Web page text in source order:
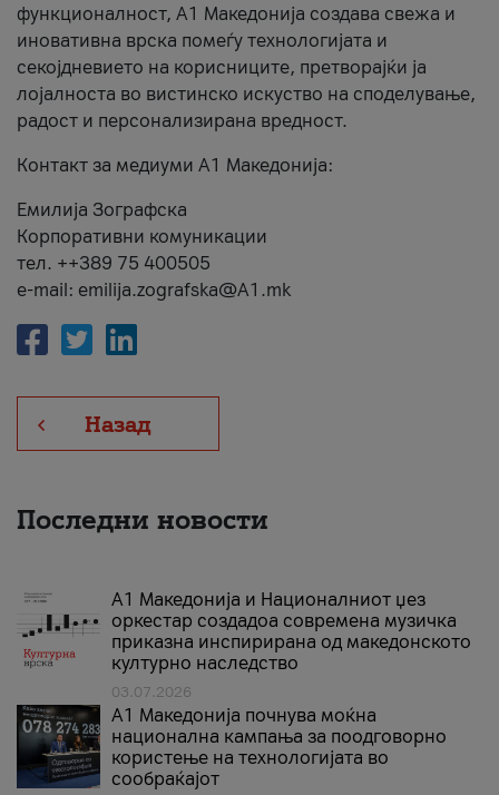
функционалност, А1 Македонија создава свежа и
иновативна врска помеѓу технологијата и
секојдневието на корисниците, претворајќи ја
лојалноста во вистинско искуство на споделување,
радост и персонализирана вредност.
Контакт за медиуми А1 Македонија:
Емилија Зографска
Корпоративни комуникации
тел. ++389 75 400505
e-mail: emilija.zografska@A1.mk
Назад
Последни новости
А1 Македонија и Националниот џез
оркестар создадоа современа музичка
приказна инспирирана од македонското
културно наследство
03.07.2026
A1 Македонија почнува моќна
национална кампања за поодговорно
користење на технологијата во
сообраќајот